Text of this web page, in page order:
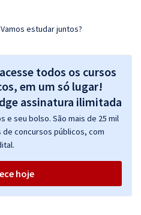
estudar juntos?
todos os cursos
em um só lugar!
e seu bolso. São mais de 25 mil
concursos públicos, com
hoje